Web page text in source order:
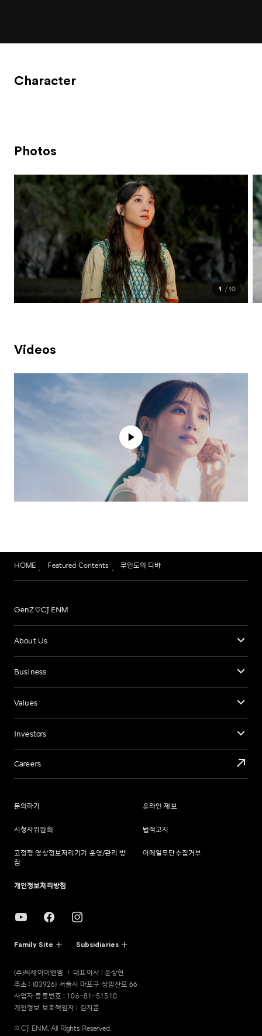
Character
Photos
1 10
Videos
HOME Featured Contents 무인도의 디바
GenZ♡CJ ENM
About Us
Business
Values
Investors
Careers
문의하기 온라인 제보
시청자위원회 법적고지
고정형 영상정보처리기기 운영/관리 방
침
이메일무단수집거부
개인정보처리방침
Family Site Subsidiaries
(주)씨제이이엔엠
대표이사 : 윤상현
주소 : (03926) 서울시 마포구 상암산로 66
사업자 등록번호 : 106-81-51510
개인정보 보호책임자 : 김지훈
© CJ ENM. All Rights Reserved.